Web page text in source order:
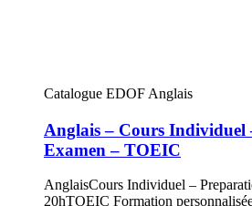
Catalogue EDOF Anglais
Anglais – Cours Individuel
Examen – TOEIC
AnglaisCours Individuel –
20hTOEIC Formation